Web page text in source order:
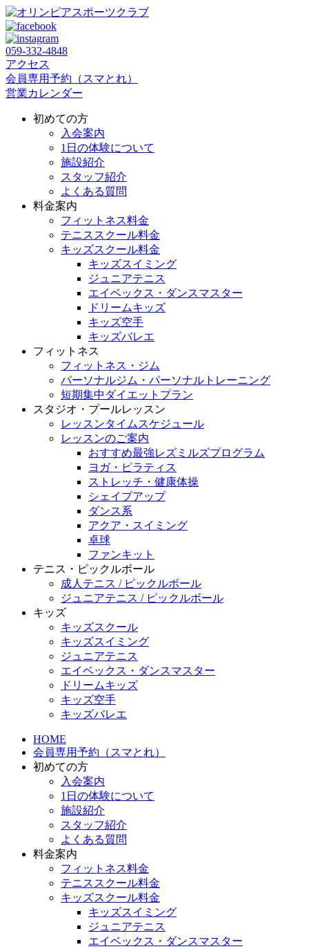
059‐332‐4848
アクセス
会員専用予約（スマとれ）
営業カレンダー
初めての方
入会案内
1日の体験について
施設紹介
スタッフ紹介
よくある質問
料金案内
フィットネス料金
テニススクール料金
キッズスクール料金
キッズスイミング
ジュニアテニス
エイベックス・ダンスマスター
ドリームキッズ
キッズ空手
キッズバレエ
フィットネス
フィットネス・ジム
パーソナルジム・パーソナルトレーニング
短期集中ダイエットプラン
スタジオ・プールレッスン
レッスンタイムスケジュール
レッスンのご案内
おすすめ最強レズミルズプログラム
ヨガ・ピラティス
ストレッチ・健康体操
シェイプアップ
ダンス系
アクア・スイミング
卓球
ファンキット
テニス・ピックルボール
成人テニス / ピックルボール
ジュニアテニス / ピックルボール
キッズ
キッズスクール
キッズスイミング
ジュニアテニス
エイベックス・ダンスマスター
ドリームキッズ
キッズ空手
キッズバレエ
HOME
会員専用予約（スマとれ）
初めての方
入会案内
1日の体験について
施設紹介
スタッフ紹介
よくある質問
料金案内
フィットネス料金
テニススクール料金
キッズスクール料金
キッズスイミング
ジュニアテニス
エイベックス・ダンスマスター